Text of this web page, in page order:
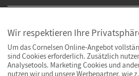
Wir respektieren Ihre
Um das Cornelsen Online-Angebot
sind Cookies erforderlich. Zusätzlich
Analysetools. Marketing Cookies und
nutzen wir und unsere Werbepartner, wie